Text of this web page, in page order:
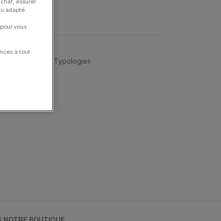
Typologies
assurer
adapté.
vous
à tout